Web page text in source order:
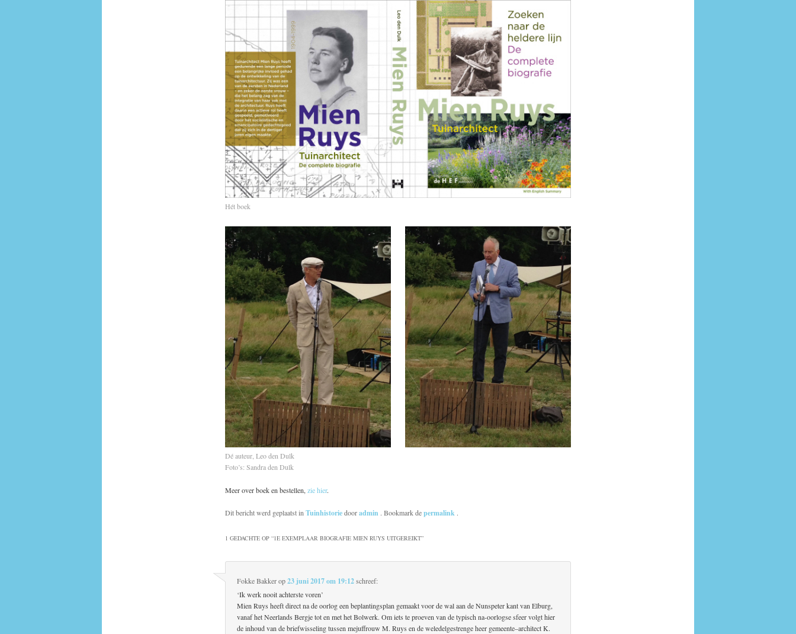
Hét boek
Dé auteur, Leo den Dulk
Foto’s: Sandra den Dulk
Meer over boek en bestellen, zie hier.
Dit bericht werd geplaatst in Tuinhistoriedooradmin . Bookmark depermalink .
1 GEDACHTE OP “1E EXEMPLAAR BIOGRAFIE MIEN RUYS UITGEREIKT”
Fokke Bakkerop23 juni 2017 om 19:12 schreef:
‘Ik werk nooit achterste voren’
Mien Ruys heeft direct na de oorlog een beplantingsplan gemaakt voor de wal aan de Nunspeter kant van Elburg,
vanaf het Neerlands Bergje tot en met het Bolwerk. Om iets te proeven van de typisch na-oorlogse sfeer volgt hier
de inhoud van de briefwisseling tussen mejuffrouw M. Ruys en de weledelgestrenge heer gemeente–architect K.